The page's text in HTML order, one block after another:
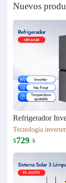
Nuevos
$729 $